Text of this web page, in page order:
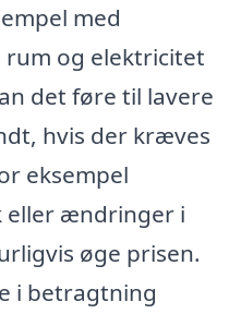
med
rum og elektricitet
det føre til lavere
hvis der kræves
eksempel
eller ændringer i
øge prisen.
i betragtning